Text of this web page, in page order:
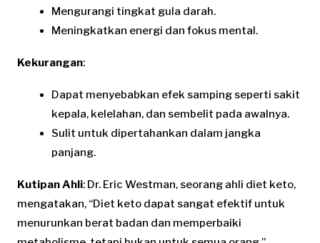
Mengurangi tingkat gula darah.
Meningkatkan energi dan fokus mental.
Kekurangan:
Dapat menyebabkan efek samping seperti sakit
kepala, kelelahan, dan sembelit pada awalnya.
Sulit untuk dipertahankan dalam jangka
panjang.
Kutipan Ahli: Dr. Eric Westman, seorang ahli diet keto,
mengatakan, “Diet keto dapat sangat efektif untuk
menurunkan berat badan dan memperbaiki